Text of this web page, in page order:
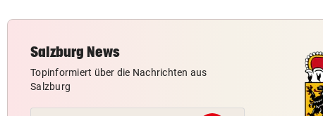
Salzburg News
Topinformiert über die Nachrichten aus
Salzburg